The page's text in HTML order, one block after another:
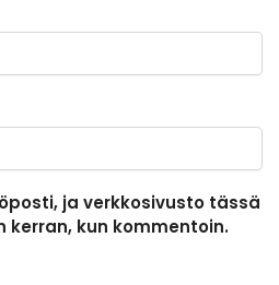
ja verkkosivusto tässä
kerran, kun kommentoin.